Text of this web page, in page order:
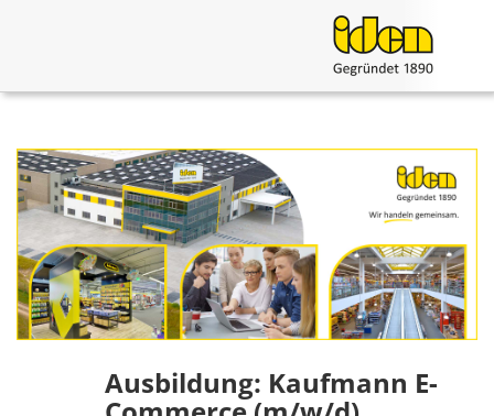
Ausbildung: Kaufmann E-